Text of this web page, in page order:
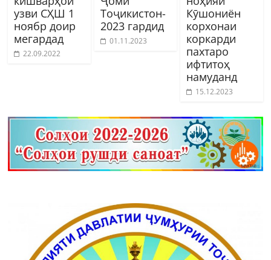
узви СҲШ 1
ноябр доир
мегардад
22.09.2022
Тоҷикистон-
2023 гардид
01.11.2023
Кӯшониён
корхонаи
коркарди
пахтаро
ифтитоҳ
намуданд
15.12.2023